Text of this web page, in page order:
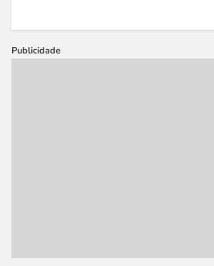
Publicidade